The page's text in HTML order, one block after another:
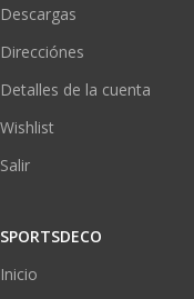
Descargas
Direcciónes
Detalles de la cuenta
Wishlist
Salir
SPORTSDECO
Inicio